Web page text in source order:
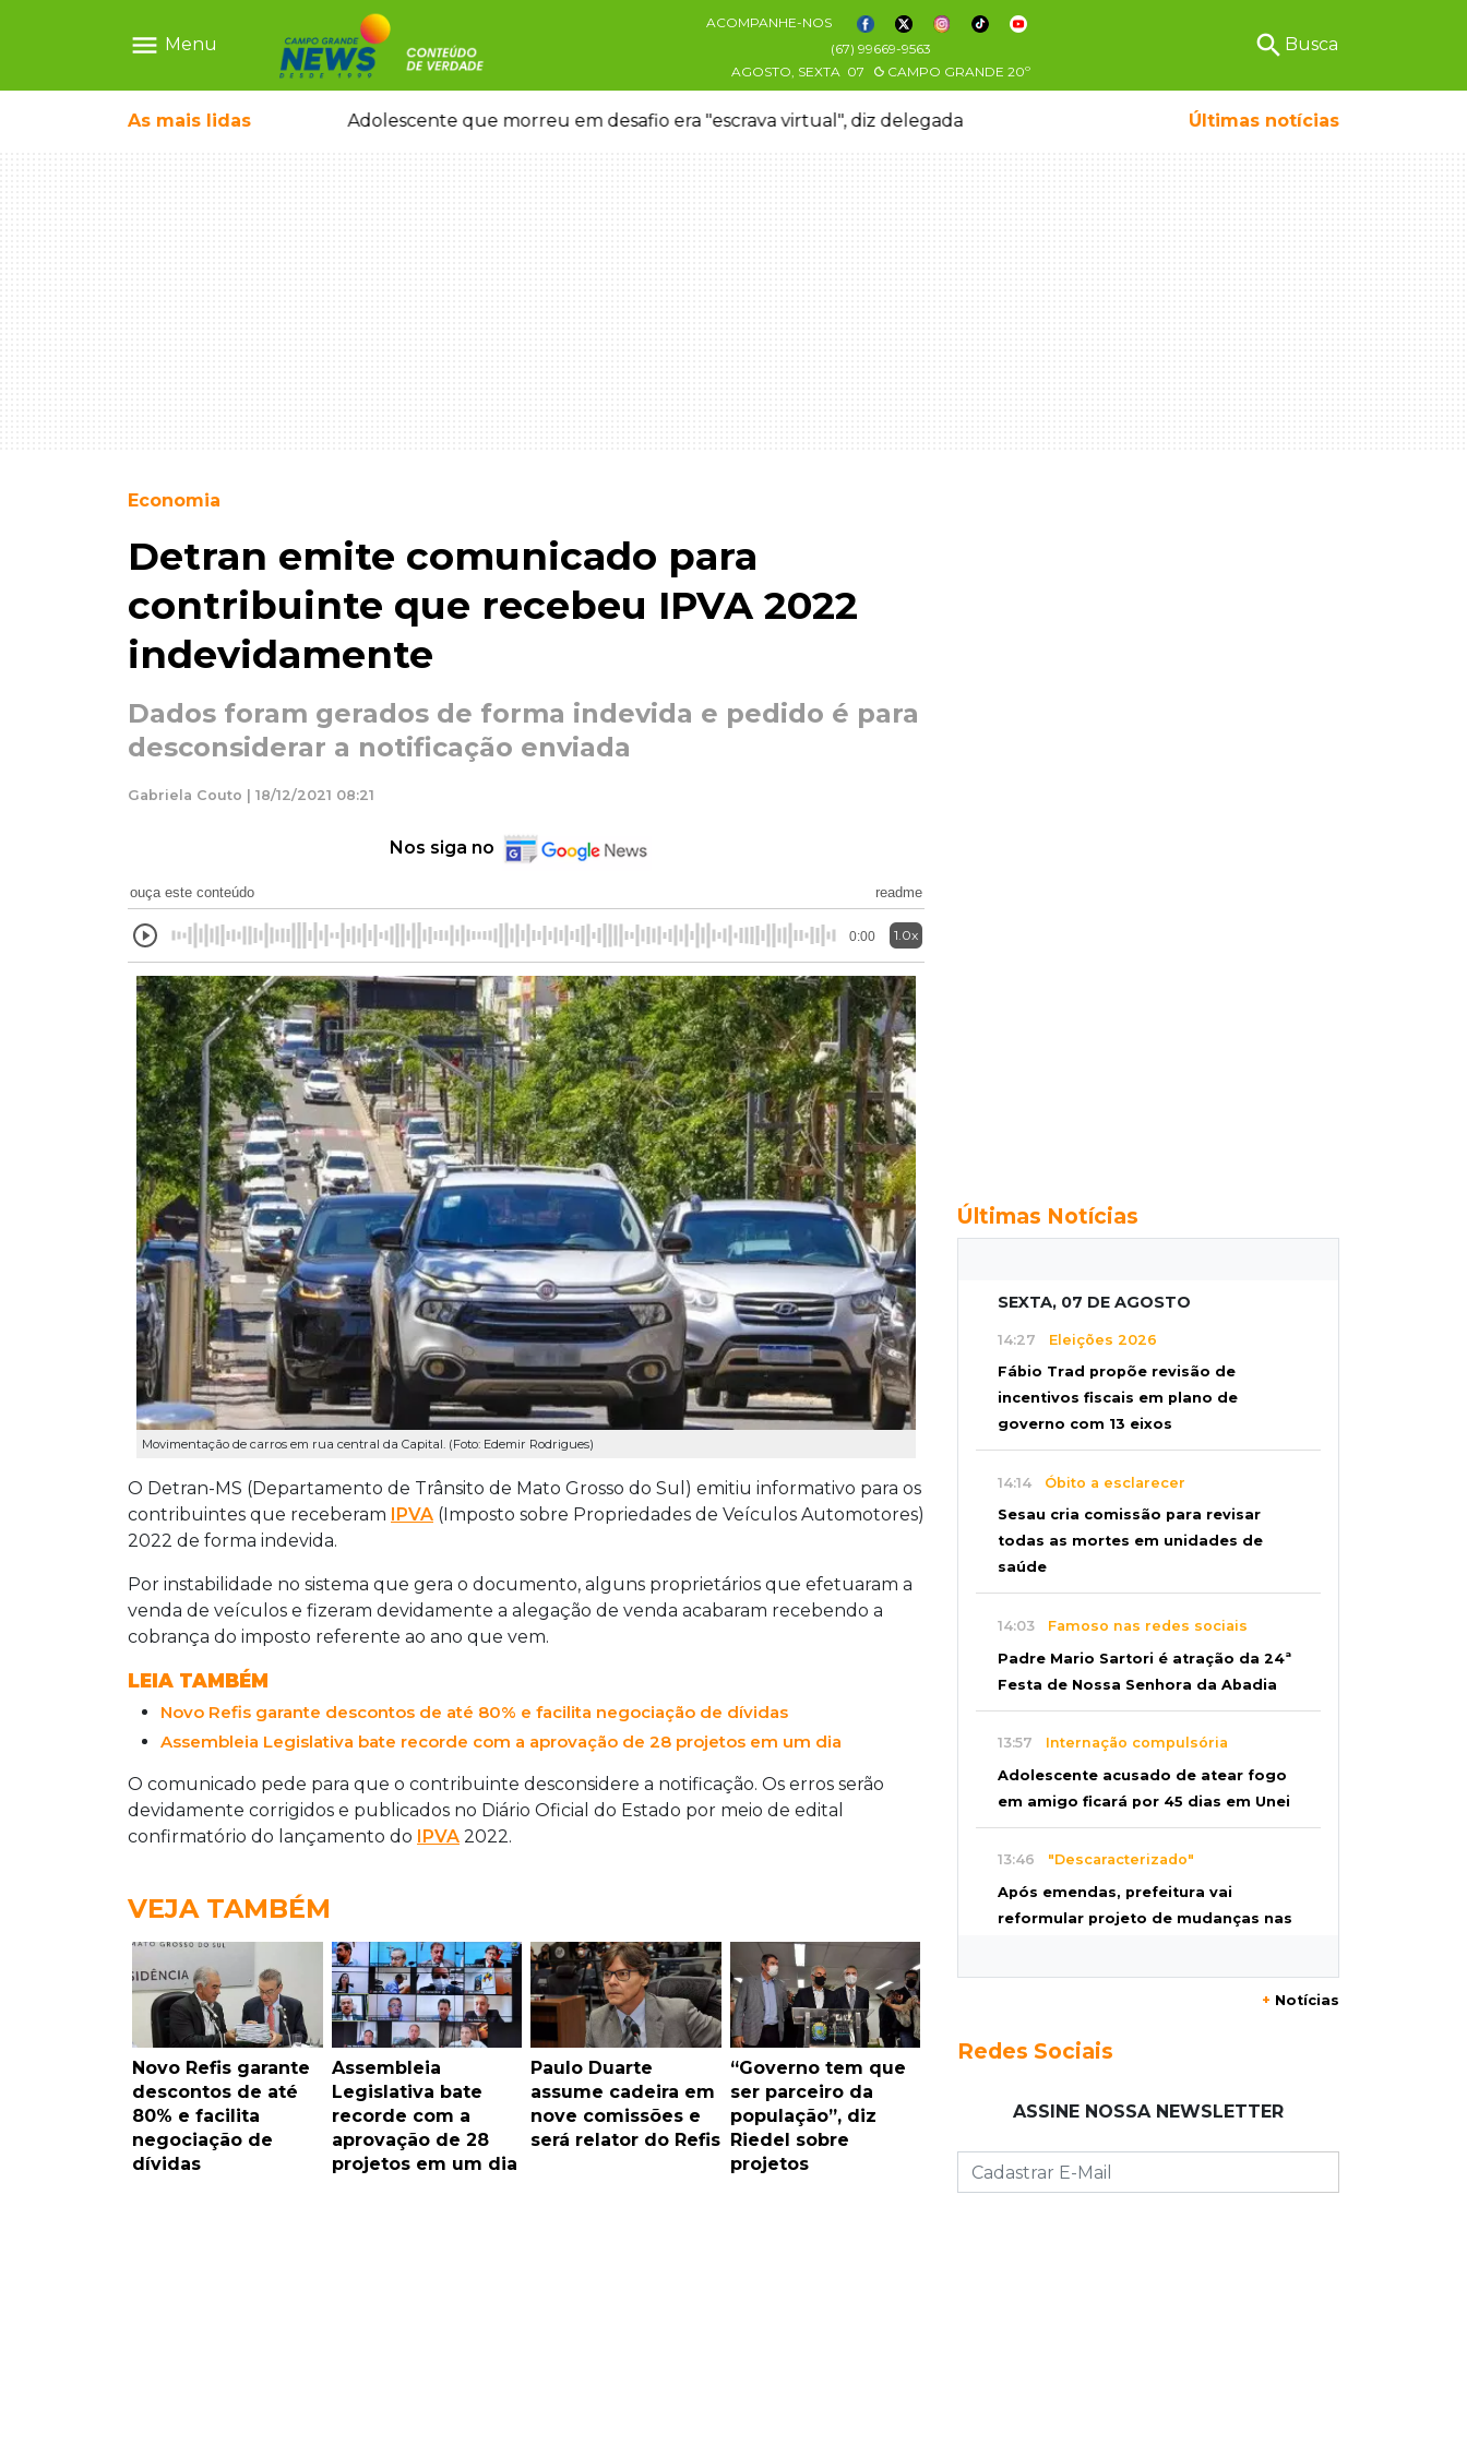
menu Menu
ACOMPANHE-NOS
(67) 99669-9563
AGOSTO, SEXTA 07 CAMPO GRANDE 20º
search Busca
As mais lidas
ganhar dia oficial em MS Adolescente que morreu em desafio era "escrava virtual", diz delegada Últimas notícias
Economia
Detran emite comunicado para
contribuinte que recebeu IPVA 2022
indevidamente
Dados foram gerados de forma indevida e pedido é para
desconsiderar a notificação enviada
Gabriela Couto | 18/12/2021 08:21
Nos siga no
ouça este conteúdo readme
0:00 1.0x
Movimentação de carros em rua central da Capital. (Foto: Edemir Rodrigues)
O Detran-MS (Departamento de Trânsito de Mato Grosso do Sul) emitiu informativo para os
contribuintes que receberam
IPVA (Imposto sobre Propriedades de Veículos Automotores)
2022 de forma indevida.
Por instabilidade no sistema que gera o documento, alguns proprietários que efetuaram a
venda de veículos e fizeram devidamente a alegação de venda acabaram recebendo a
cobrança do imposto referente ao ano que vem.
LEIA TAMBÉM
Novo Refis garante descontos de até 80% e facilita negociação de dívidas
Assembleia Legislativa bate recorde com a aprovação de 28 projetos em um dia
O comunicado pede para que o contribuinte desconsidere a notificação. Os erros serão
devidamente corrigidos e publicados no Diário Oficial do Estado por meio de edital
confirmatório do lançamento do
IPVA 2022.
VEJA TAMBÉM
Novo Refis garante
descontos de até
80% e facilita
negociação de
dívidas
Assembleia
Legislativa bate
recorde com a
aprovação de 28
projetos em um dia
Paulo Duarte
assume cadeira em
nove comissões e
será relator do Refis
“Governo tem que
ser parceiro da
população”, diz
Riedel sobre
projetos
Últimas Notícias
SEXTA, 07 DE AGOSTO
14:27 Eleições 2026
Fábio Trad propõe revisão de
incentivos fiscais em plano de
governo com 13 eixos
14:14 Óbito a esclarecer
Sesau cria comissão para revisar
todas as mortes em unidades de
saúde
14:03 Famoso nas redes sociais
Padre Mario Sartori é atração da 24ª
Festa de Nossa Senhora da Abadia
13:57 Internação compulsória
Adolescente acusado de atear fogo
em amigo ficará por 45 dias em Unei
13:46 "Descaracterizado"
Após emendas, prefeitura vai
reformular projeto de mudanças nas
empregos e impulsiona exportações
Um dia após matar companheira,
+ Notícias
Redes Sociais
ASSINE NOSSA NEWSLETTER